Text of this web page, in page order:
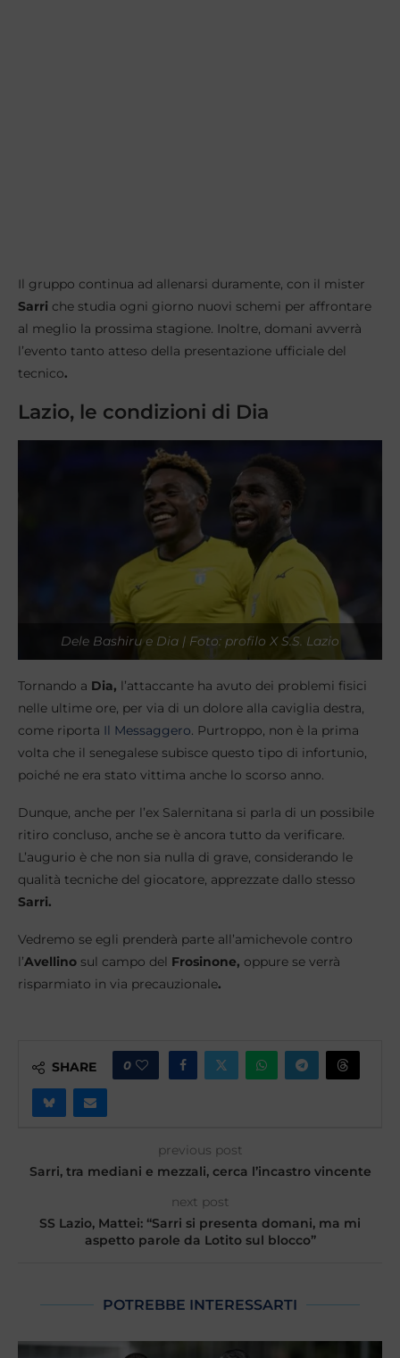
Il gruppo continua ad allenarsi duramente, con il mister
Sarri che studia ogni giorno nuovi schemi per affrontare
al meglio la prossima stagione. Inoltre, domani avverrà
l’evento tanto atteso della presentazione ufficiale del
tecnico.
Lazio, le condizioni di Dia
Dele Bashiru e Dia | Foto: profilo X S.S. Lazio
Tornando a Dia, l’attaccante ha avuto dei problemi fisici
nelle ultime ore, per via di un dolore alla caviglia destra,
come riporta Il Messaggero. Purtroppo, non è la prima
volta che il senegalese subisce questo tipo di infortunio,
poiché ne era stato vittima anche lo scorso anno.
Dunque, anche per l’ex Salernitana si parla di un possibile
ritiro concluso, anche se è ancora tutto da verificare.
L’augurio è che non sia nulla di grave, considerando le
qualità tecniche del giocatore, apprezzate dallo stesso
Sarri.
Vedremo se egli prenderà parte all’amichevole contro
l’Avellino sul campo del Frosinone, oppure se verrà
risparmiato in via precauzionale.
SHARE 0
previous post
Sarri, tra mediani e mezzali, cerca l’incastro vincente
next post
SS Lazio, Mattei: “Sarri si presenta domani, ma mi
aspetto parole da Lotito sul blocco”
POTREBBE INTERESSARTI